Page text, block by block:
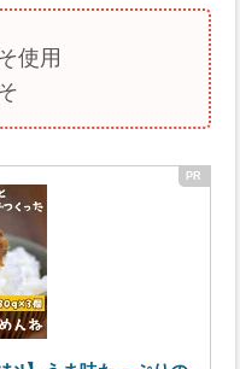
使用